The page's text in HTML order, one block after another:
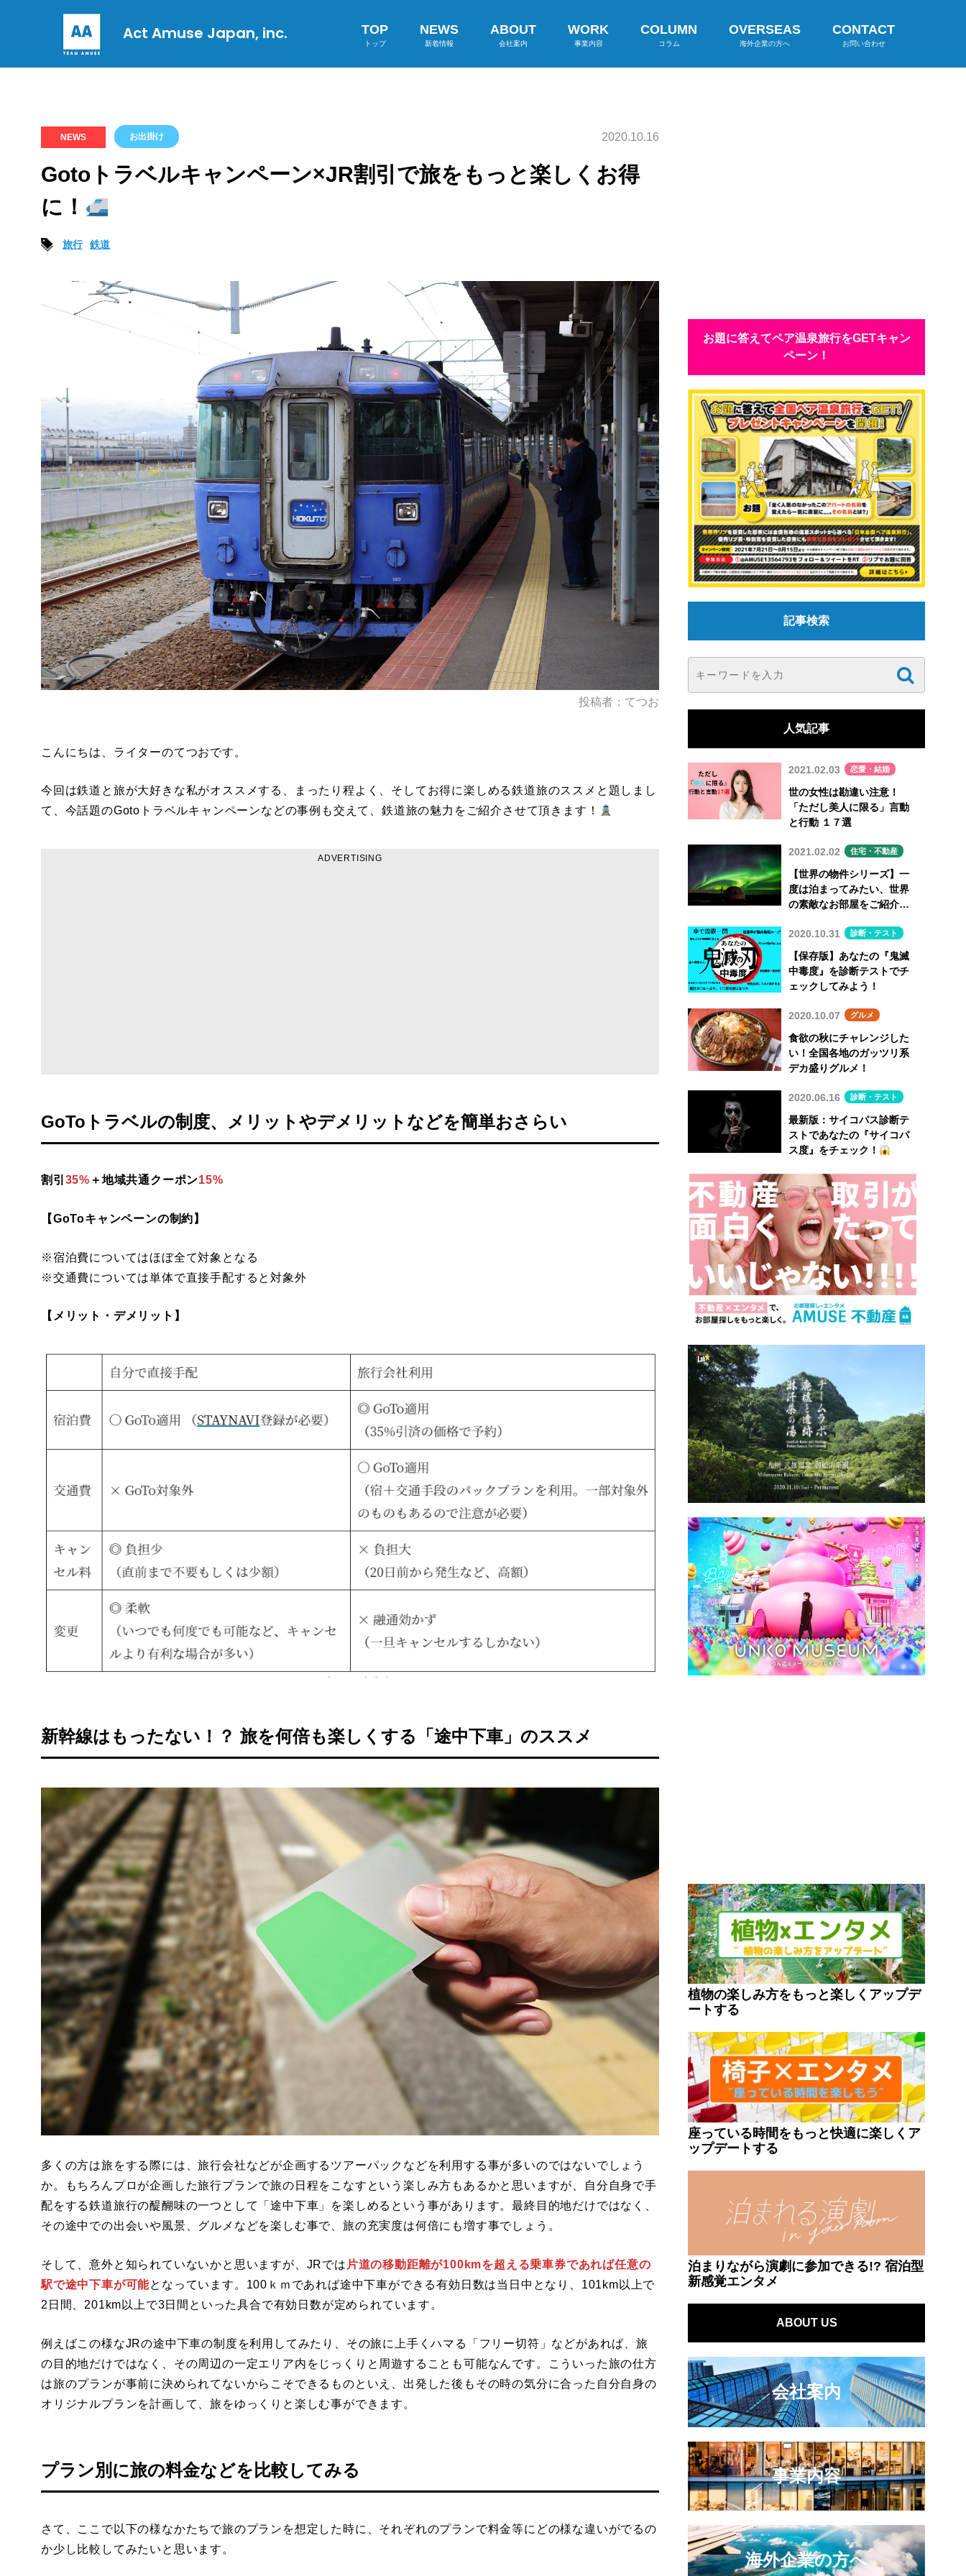
Act Amuse Japan, inc. TOP
トップ
NEWS
新着情報
ABOUT
会社案内
WORK
事業内容
COLUMN
コラム
OVERSEAS
海外企業の方へ
CONTACT
お問い合わせ
NEWS お出掛け 2020.10.16
Gotoトラベルキャンペーン×JR割引で旅をもっと楽しくお得
に！
旅行 鉄道
投稿者：てつお
こんにちは、ライターのてつおです。
今回は鉄道と旅が大好きな私がオススメする、まったり程よく、そしてお得に楽しめる鉄道旅のススメと題しまし
て、今話題のGotoトラベルキャンペーンなどの事例も交えて、鉄道旅の魅力をご紹介させて頂きます！
ADVERTISING
GoToトラベルの制度、メリットやデメリットなどを簡単おさらい
割引 35% ＋地域共通クーポン15%
【GoToキャンペーンの制約】
※宿泊費についてはほぼ全て対象となる
※交通費については単体で直接手配すると対象外
【メリット・デメリット】
新幹線はもったない！？ 旅を何倍も楽しくする「途中下車」のススメ
多くの方は旅をする際には、旅行会社などが企画するツアーパックなどを利用する事が多いのではないでしょう
か。もちろんプロが企画した旅行プランで旅の日程をこなすという楽しみ方もあるかと思いますが、自分自身で手
配をする鉄道旅行の醍醐味の一つとして「途中下車」を楽しめるという事があります。最終目的地だけではなく、
その途中での出会いや風景、グルメなどを楽しむ事で、旅の充実度は何倍にも増す事でしょう。
そして、意外と知られていないかと思いますが、JRでは 片道の移動距離が100kmを超える乗車券であれば任意の
駅で途中下車が可能となっています。100ｋｍであれば途中下車ができる有効日数は当日中となり、101km以上で
2日間、201km以上で3日間といった具合で有効日数が定められています。
例えばこの様なJRの途中下車の制度を利用してみたり、その旅に上手くハマる「フリー切符」などがあれば、旅
の目的地だけではなく、その周辺の一定エリア内をじっくりと周遊することも可能なんです。こういった旅の仕方
は旅のプランが事前に決められてないからこそできるものといえ、出発した後もその時の気分に合った自分自身の
オリジナルプランを計画して、旅をゆっくりと楽しむ事ができます。
プラン別に旅の料金などを比較してみる
さて、ここで以下の様なかたちで旅のプランを想定した時に、それぞれのプランで料金等にどの様な違いがでるの
か少し比較してみたいと思います。
お題に答えてペア温泉旅行をGETキャン
ペーン！
記事検索
人気記事
2021.02.03 恋愛・結婚
世の女性は勘違い注意！
「ただし美人に限る」言動
と行動 １７選
2021.02.02 住宅・不動産
【世界の物件シリーズ】一
度は泊まってみたい、世界
の素敵なお部屋をご紹介
2020.10.31
診断・テスト
【保存版】あなたの『鬼滅
中毒度』を診断テストでチ
ェックしてみよう！
2020.10.07 グルメ
食欲の秋にチャレンジした
い！全国各地のガッツリ系
デカ盛りグルメ！
2020.06.16 診断・テスト
最新版：サイコパス診断テ
ストであなたの『サイコパ
ス度』をチェック！
植物の楽しみ方をもっと楽しくアップデ
ートする
座っている時間をもっと快適に楽しくア
ップデートする
泊まりながら演劇に参加できる!? 宿泊型
新感覚エンタメ
ABOUT US
会社案内
事業内容
海外企業の方へ